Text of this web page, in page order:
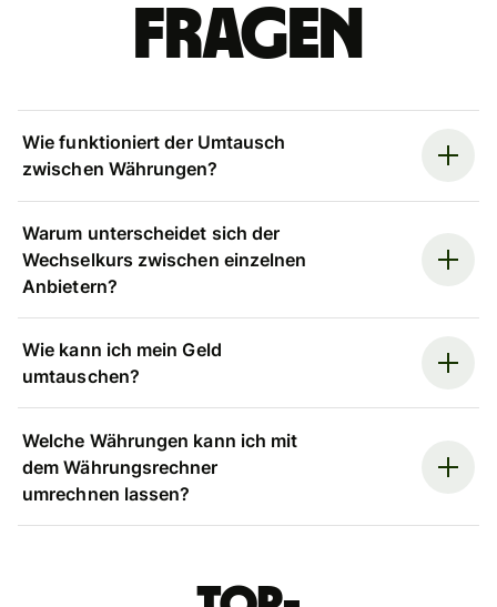
Fragen
Wie funktioniert der Umtausch
zwischen Währungen?
Warum unterscheidet sich der
Wechselkurs zwischen einzelnen
Anbietern?
Wie kann ich mein Geld
umtauschen?
Welche Währungen kann ich mit
dem Währungsrechner
umrechnen lassen?